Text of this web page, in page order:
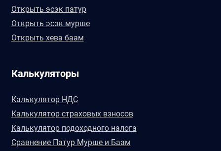
Открыть эсэк патур
Открыть эсэк мурше
Открыть хева баам
Калькуляторы
Калькулятор НДС
Калькулятор страховых взносов
Калькулятор подоходного налога
Сравнение Патур Мурше и Баам